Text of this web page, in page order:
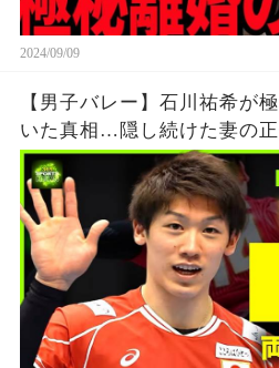
2024/09/09
【男子バレー】石川祐希が
いた真相…隠し続けた妻の
ボール日本代表のエースを
は….